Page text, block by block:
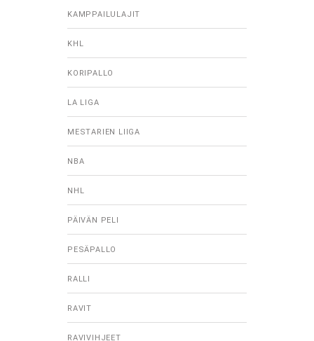
KAMPPAILULAJIT
KHL
KORIPALLO
LA LIGA
MESTARIEN LIIGA
NBA
NHL
PÄIVÄN PELI
PESÄPALLO
RALLI
RAVIT
RAVIVIHJEET